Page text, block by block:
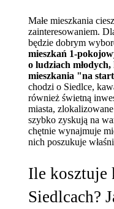
Małe mieszkania
zainteresowaniem.
będzie dobrym
mieszkań 1-
o ludziach
mieszkania "na
chodzi o Siedlce,
również świetną
miasta,
szybko zyskują na
chętnie wynajmuje
nich poszukuje
Ile kosztuje
Siedlcach?